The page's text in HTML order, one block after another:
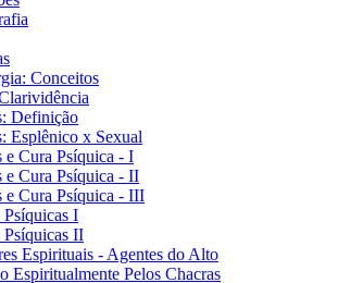
Conceitos
Definição
Esplênico x Sexual
e Cura Psíquica - I
e Cura Psíquica - II
e Cura Psíquica - III
Psíquicas I
Psíquicas II
Espirituais - Agentes do Alto
Espiritualmente Pelos Chacras